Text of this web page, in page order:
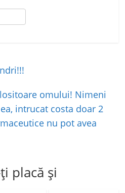
omului! Nimeni
intrucat costa doar 2
nu pot avea
placă și